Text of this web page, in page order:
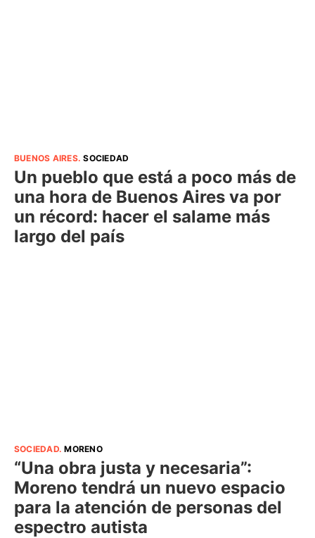
BUENOS AIRES.SOCIEDAD
Un pueblo que está a poco más de
una hora de Buenos Aires va por
un récord: hacer el salame más
largo del país
SOCIEDAD.MORENO
“Una obra justa y necesaria”:
Moreno tendrá un nuevo espacio
para la atención de personas del
espectro autista